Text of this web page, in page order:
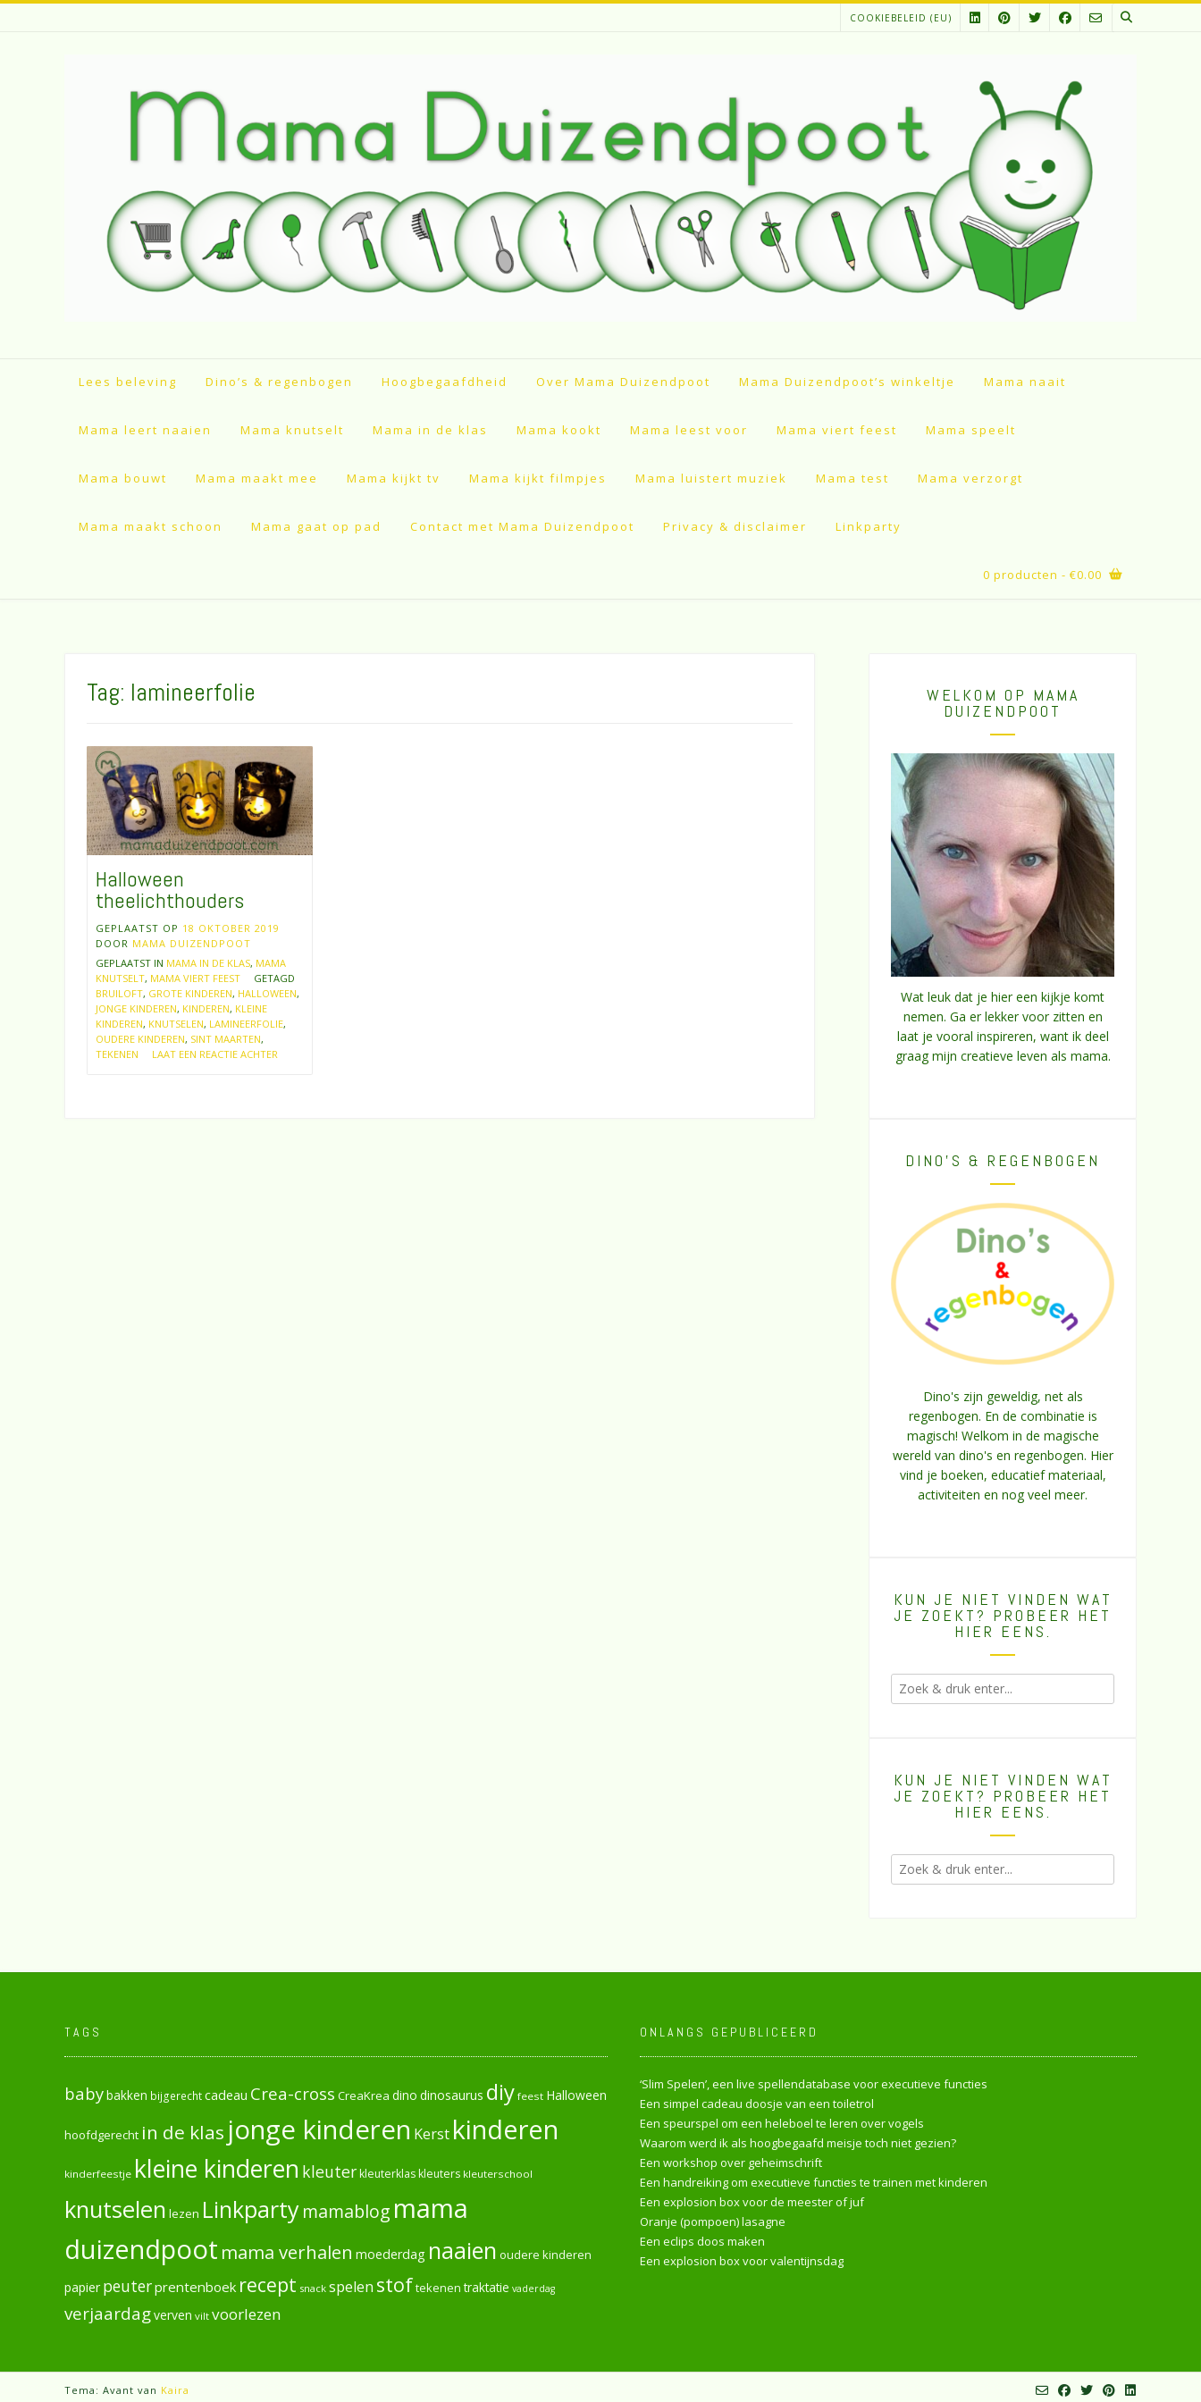
Spring
COOKIEBELEID (EU)
Lees beleving Dino’s & regenbogen Hoogbegaafdheid Over Mama Duizendpoot Mama Duizendpoot’s winkeltje Mama naait
Mama leert naaien Mama knutselt Mama in de klas Mama kookt Mama leest voor Mama viert feest Mama speelt
Mama bouwt Mama maakt mee Mama kijkt tv Mama kijkt filmpjes Mama luistert muziek Mama test Mama verzorgt
Mama maakt schoon Mama gaat op pad Contact met Mama Duizendpoot Privacy & disclaimer Linkparty
0 producten - €0.00
Tag: lamineerfolie
Halloween
theelichthouders
GEPLAATST OP 18 OKTOBER 2019
DOOR MAMA DUIZENDPOOT
GEPLAATST IN MAMA IN DE KLAS, MAMA
KNUTSELT, MAMA VIERT FEEST
GETAGD
BRUILOFT, GROTE KINDEREN, HALLOWEEN,
JONGE KINDEREN, KINDEREN, KLEINE
KINDEREN, KNUTSELEN, LAMINEERFOLIE,
OUDERE KINDEREN, SINT MAARTEN,
TEKENEN
LAAT EEN REACTIE ACHTER
WELKOM OP MAMA
DUIZENDPOOT
Wat leuk dat je hier een kijkje komt
nemen. Ga er lekker voor zitten en
laat je vooral inspireren, want ik deel
graag mijn creatieve leven als mama.
DINO’S & REGENBOGEN
Dino's zijn geweldig, net als
regenbogen. En de combinatie is
magisch! Welkom in de magische
wereld van dino's en regenbogen. Hier
vind je boeken, educatief materiaal,
activiteiten en nog veel meer.
KUN JE NIET VINDEN WAT
JE ZOEKT? PROBEER HET
HIER EENS.
KUN JE NIET VINDEN WAT
JE ZOEKT? PROBEER HET
HIER EENS.
TAGS
babybakken bijgerechtcadeau Crea-cross CreaKrea dino dinosaurus diy feest Halloween
hoofdgerecht in de klas jonge kinderen Kerst kinderen
kinderfeestje kleine kinderen kleuterkleuterklaskleuters kleuterschool
knutselen lezen Linkpartymamablog mama
duizendpoot mama verhalen moederdag naaien oudere kinderen
papier peuterprentenboek recept snack spelen stoftekenen traktatie vaderdag
verjaardagverven vilt voorlezen
ONLANGS GEPUBLICEERD
‘Slim Spelen’, een live spellendatabase voor executieve functies
Een simpel cadeau doosje van een toiletrol
Een speurspel om een heleboel te leren over vogels
Waarom werd ik als hoogbegaafd meisje toch niet gezien?
Een workshop over geheimschrift
Een handreiking om executieve functies te trainen met kinderen
Een explosion box voor de meester of juf
Oranje (pompoen) lasagne
Een eclips doos maken
Een explosion box voor valentijnsdag
Tema: Avant van Kaira